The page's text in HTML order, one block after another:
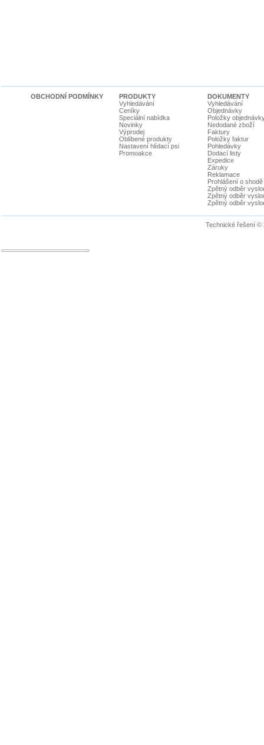
OBCHODNÍ PODMÍNKY
PRODUKTY
Vyhledávání
Ceníky
Speciální nabídka
Novinky
Výprodej
Oblíbené produkty
Nastavení hlídací psi
Promoakce
DOKUMENTY
Vyhledávání
Objednávky
Položky
Nedodané zboží
Faktury
Položky faktur
Pohledávky
Dodací listy
Expedice
Záruky
Reklamace
Prohlášení o shodě
Zpětný odběr
Zpětný odběr
Zpětný odběr
Technické řešení ©